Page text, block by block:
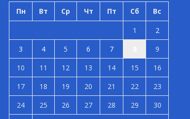
Пн Вт Ср Чт Пт Сб Вс
1
2
3
4 5 6 7
9
10
11 12 13 14 15
16
17
18 19 20 21 22
23
24
25 26 27 28 29
30